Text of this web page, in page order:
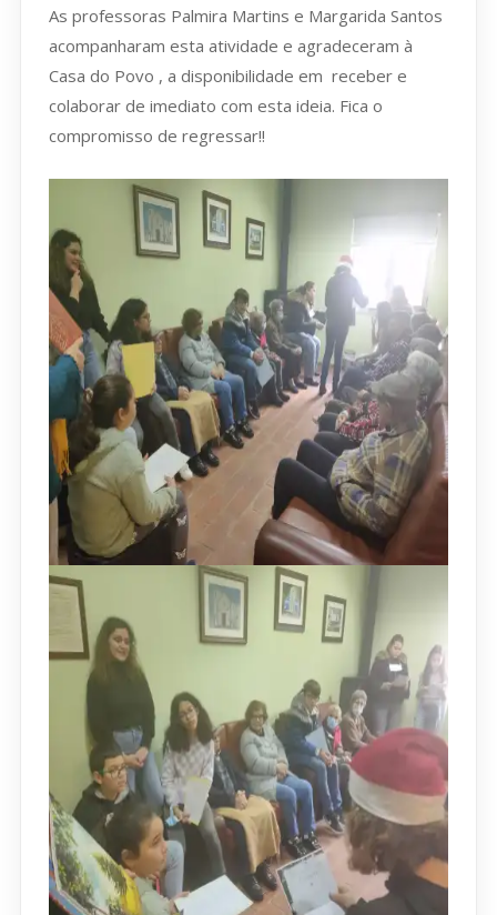
As professoras Palmira Martins e Margarida Santos
acompanharam esta atividade e agradeceram à
Casa do Povo , a disponibilidade em receber e
colaborar de imediato com esta ideia. Fica o
compromisso de regressar!!